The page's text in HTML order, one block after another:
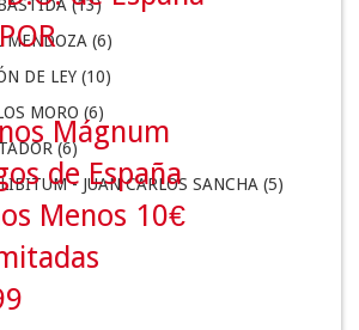
(13)
MENDOZA (6)
DE LEY (10)
MORO (6)
(6)
- JUAN CARLOS SANCHA (5)
(7)
(10)
Mágnum
de España
Menos 10€